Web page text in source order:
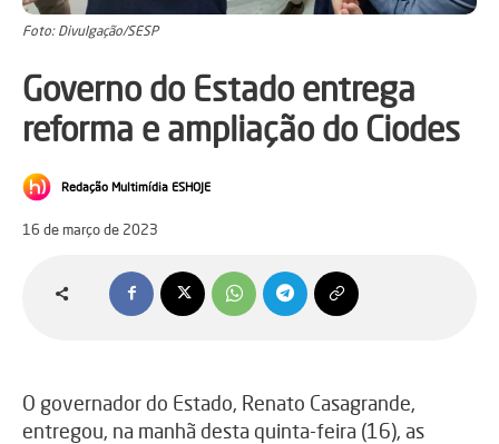
Foto: Divulgação/SESP
Governo do Estado entrega
reforma e ampliação do Ciodes
Redação Multimídia ESHOJE
16 de março de 2023
O governador do Estado, Renato Casagrande,
entregou, na manhã desta quinta-feira (16), as